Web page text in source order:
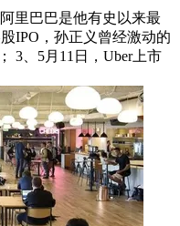
里巴巴是他有史以来最
IPO，孙正义曾经激动的
3、5月11日，Uber上市